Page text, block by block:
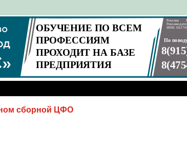
сборной ЦФО